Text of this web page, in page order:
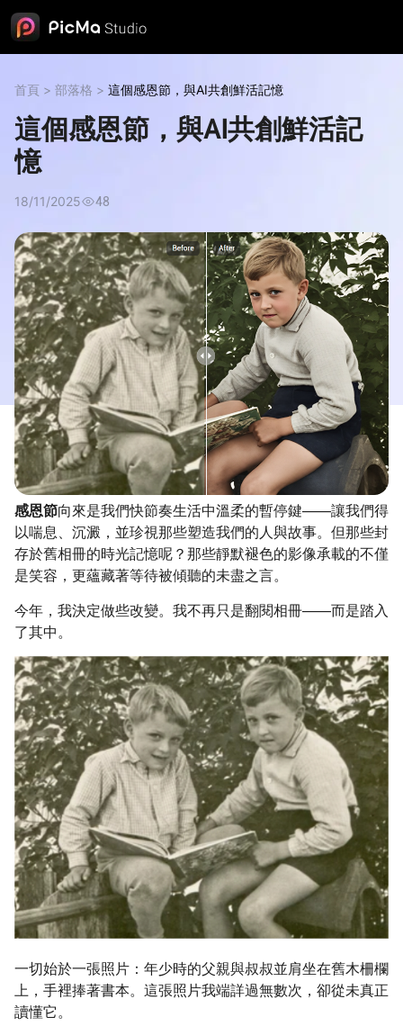
首頁 > 部落格 > 這個感恩節，與AI共創鮮活記憶
這個感恩節，與AI共創鮮活記
憶
18/11/2025 48
感恩節向來是我們快節奏生活中溫柔的暫停鍵——讓我們得
以喘息、沉澱，並珍視那些塑造我們的人與故事。但那些封
存於舊相冊的時光記憶呢？那些靜默褪色的影像承載的不僅
是笑容，更蘊藏著等待被傾聽的未盡之言。
今年，我決定做些改變。我不再只是翻閱相冊——而是踏入
了其中。
一切始於一張照片：年少時的父親與叔叔並肩坐在舊木柵欄
上，手裡捧著書本。這張照片我端詳過無數次，卻從未真正
讀懂它。